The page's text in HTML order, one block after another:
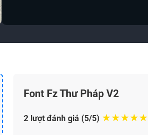
Font Fz Thư Pháp V2
2 lượt đánh giá (5/5) ★★★★★